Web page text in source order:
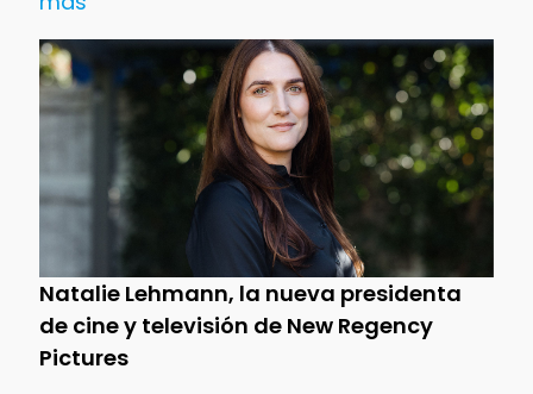
Natalie Lehmann, la nueva presidenta
de cine y televisión de New Regency
Pictures